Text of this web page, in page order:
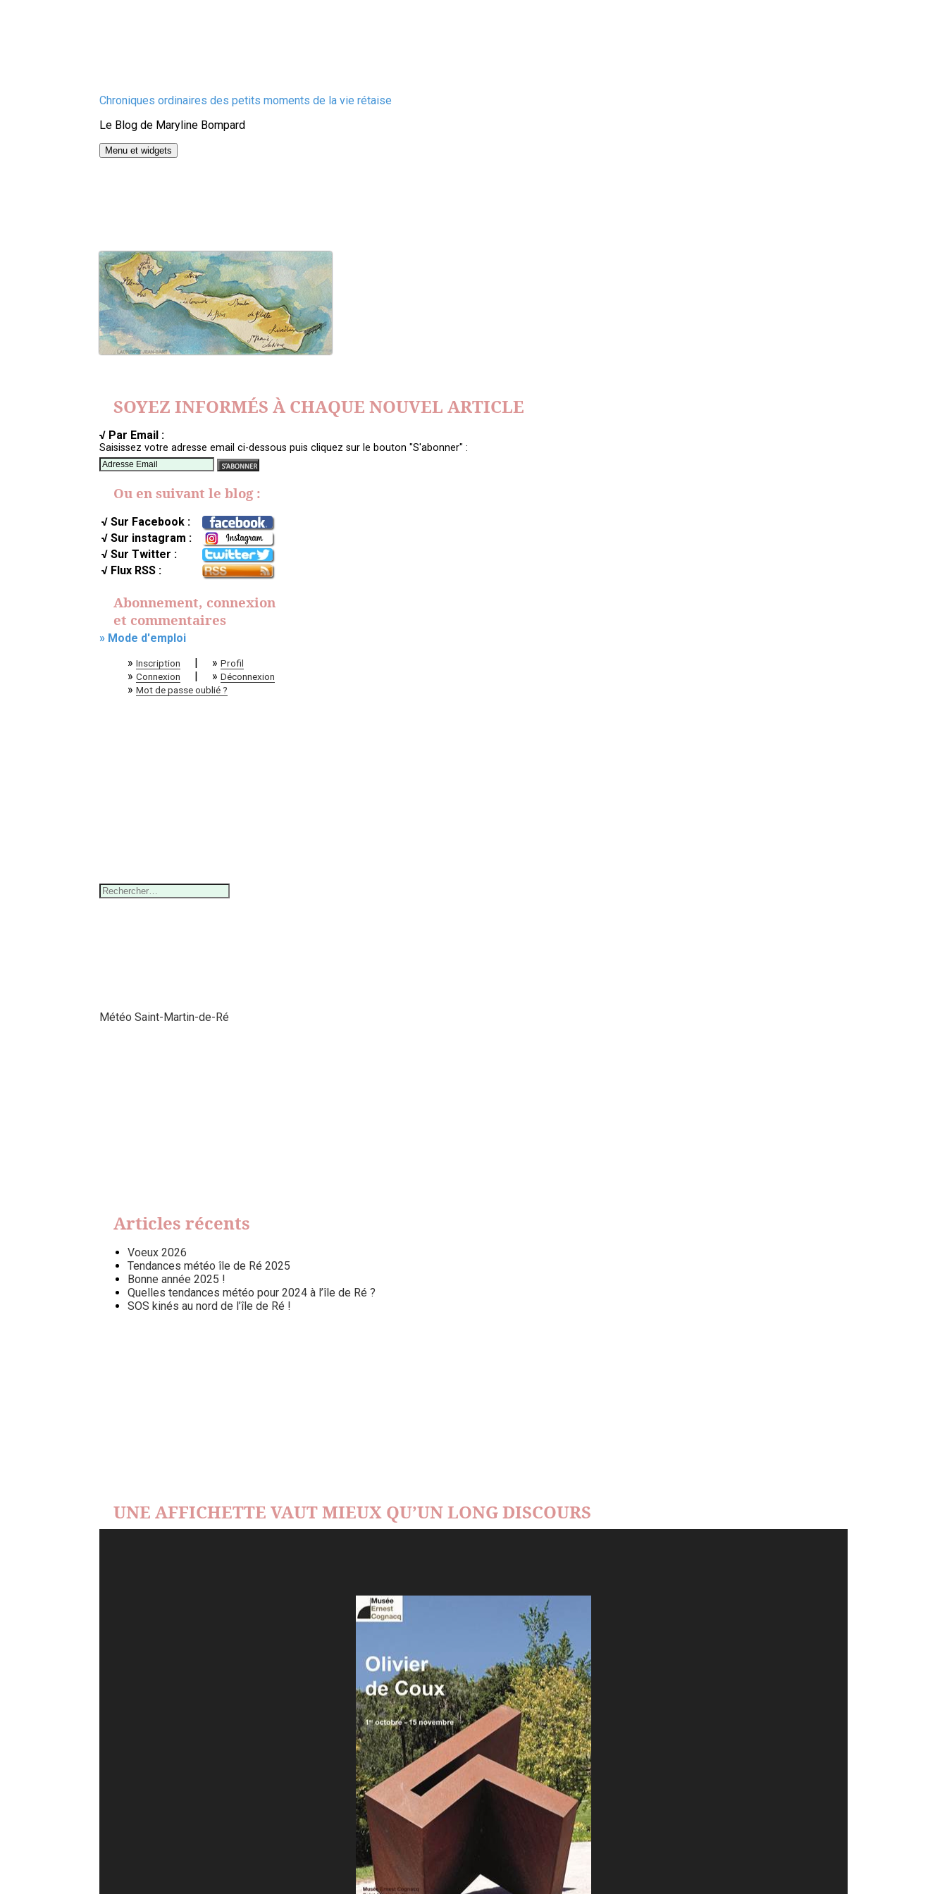
Chroniques ordinaires des petits moments de la vie rétaise
Le Blog de Maryline Bompard
Menu et widgets
SOYEZ INFORMÉS À CHAQUE NOUVEL ARTICLE
√ Par Email :
Saisissez votre adresse email ci-dessous puis cliquez sur le bouton "S'abonner" :
Ou en suivant le blog :
√ Sur Facebook :
√ Sur instagram :
√ Sur Twitter :
√ Flux RSS :
Abonnement, connexion
et commentaires
» Mode d'emploi
» Inscription » Profil
» Connexion » Déconnexion
» Mot de passe oublié ?
Rechercher :
Météo Saint-Martin-de-Ré
Articles récents
Voeux 2026
Tendances météo île de Ré 2025
Bonne année 2025 !
Quelles tendances météo pour 2024 à l’île de Ré ?
SOS kinés au nord de l’île de Ré !
UNE AFFICHETTE VAUT MIEUX QU’UN LONG DISCOURS